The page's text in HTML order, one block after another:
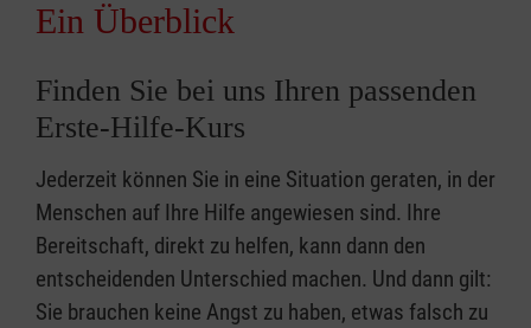
Ein Überblick
Finden Sie bei uns Ihren passenden
Erste-Hilfe-Kurs
Jederzeit können Sie in eine Situation geraten, in der
Menschen auf Ihre Hilfe angewiesen sind. Ihre
Bereitschaft, direkt zu helfen, kann dann den
entscheidenden Unterschied machen. Und dann gilt:
Sie brauchen keine Angst zu haben, etwas falsch zu